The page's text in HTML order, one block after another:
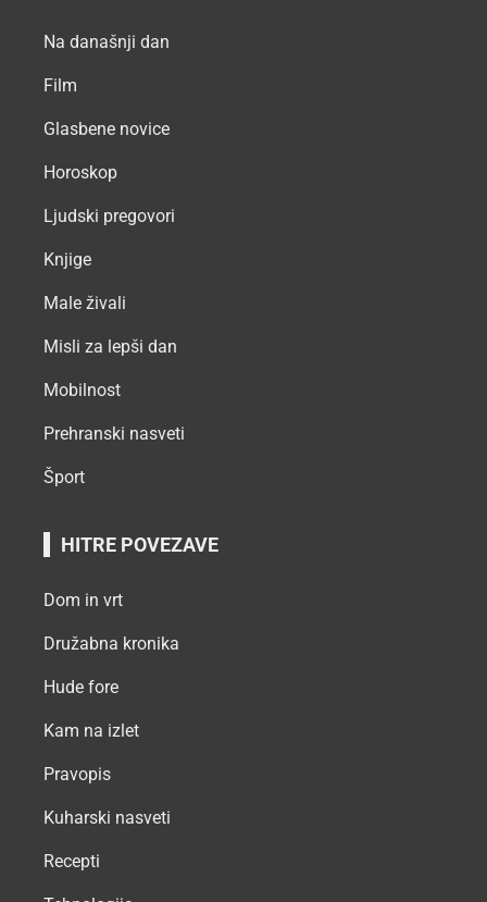
Na današnji dan
Film
Glasbene novice
Horoskop
Ljudski pregovori
Knjige
Male živali
Misli za lepši dan
Mobilnost
Prehranski nasveti
Šport
HITRE POVEZAVE
Dom in vrt
Družabna kronika
Hude fore
Kam na izlet
Pravopis
Kuharski nasveti
Recepti